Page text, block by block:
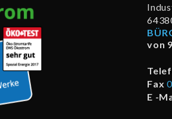
von
Fax
E -